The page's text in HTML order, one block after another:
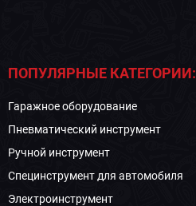
ПОПУЛЯРНЫЕ КАТЕГОРИИ:
Гаражное оборудование
Пневматический инструмент
Ручной инструмент
Специнструмент для автомобиля
Электроинструмент